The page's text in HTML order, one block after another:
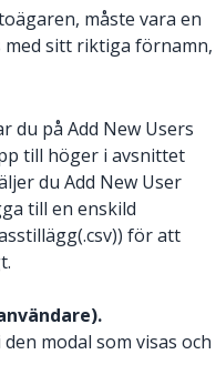
måste vara en
med sitt riktiga förnamn,
du på Add New Users
till höger i avsnittet
du Add New User
till en enskild
för att
modal som visas och